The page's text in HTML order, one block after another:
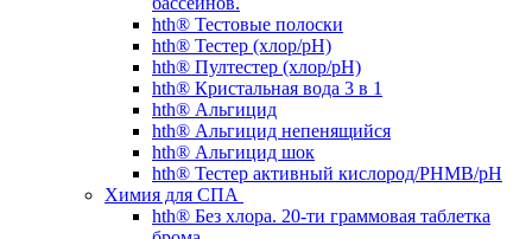
hth® Тестовые полоски
hth® Тестер (хлор/pH)
hth® Пултестер (хлор/pH)
hth® Кристальная вода 3 в 1
hth® Альгицид
hth® Альгицид непенящийся
hth® Альгицид шок
hth® Тестер активный кислород/PHMB/pH
Химия для СПА
hth® Без хлора. 20-ти граммовая таблетка